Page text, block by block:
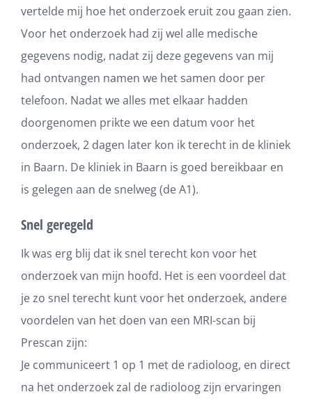
vertelde mij hoe het onderzoek eruit zou gaan zien.
Voor het onderzoek had zij wel alle medische
gegevens nodig, nadat zij deze gegevens van mij
had ontvangen namen we het samen door per
telefoon. Nadat we alles met elkaar hadden
doorgenomen prikte we een datum voor het
onderzoek, 2 dagen later kon ik terecht in de kliniek
in Baarn. De kliniek in Baarn is goed bereikbaar en
is gelegen aan de snelweg (de A1).
Snel geregeld
Ik was erg blij dat ik snel terecht kon voor het
onderzoek van mijn hoofd. Het is een voordeel dat
je zo snel terecht kunt voor het onderzoek, andere
voordelen van het doen van een MRI-scan bij
Prescan zijn:
Je communiceert 1 op 1 met de radioloog, en direct
na het onderzoek zal de radioloog zijn ervaringen